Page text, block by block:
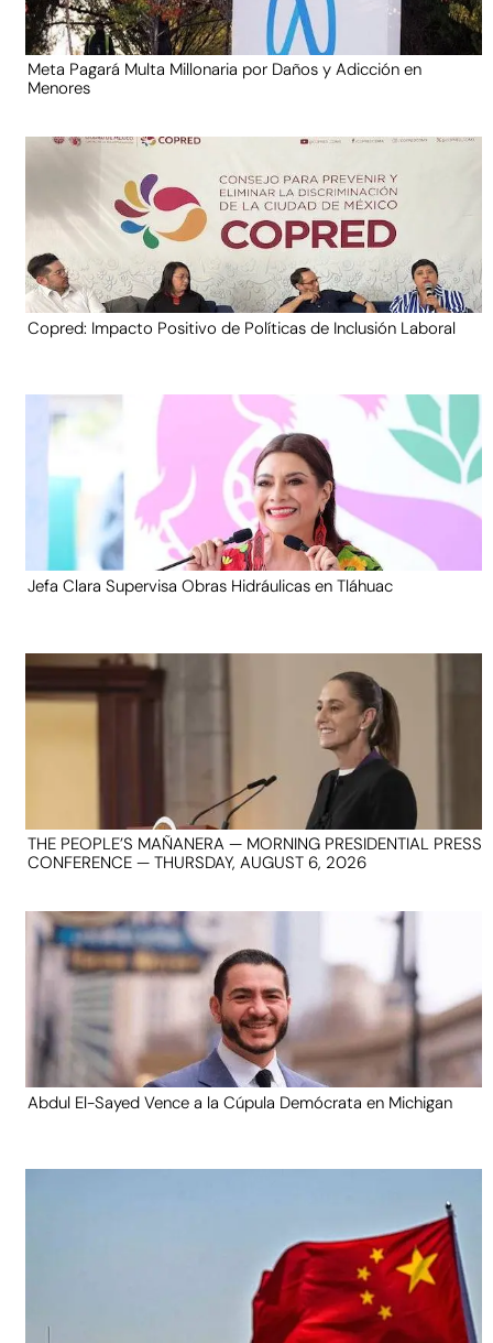
Meta Pagará Multa Millonaria por Daños y Adicción en
Menores
Copred: Impacto Positivo de Políticas de Inclusión Laboral
Jefa Clara Supervisa Obras Hidráulicas en Tláhuac
THE PEOPLE’S MAÑANERA — MORNING PRESIDENTIAL PRESS
CONFERENCE — THURSDAY, AUGUST 6, 2026
Abdul El-Sayed Vence a la Cúpula Demócrata en Michigan